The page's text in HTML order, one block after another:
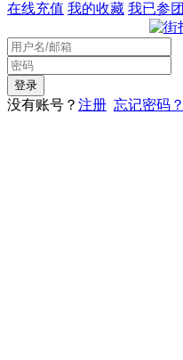
在线充值 我的收藏 我已参团
没有账号？ 注册 忘记密码？